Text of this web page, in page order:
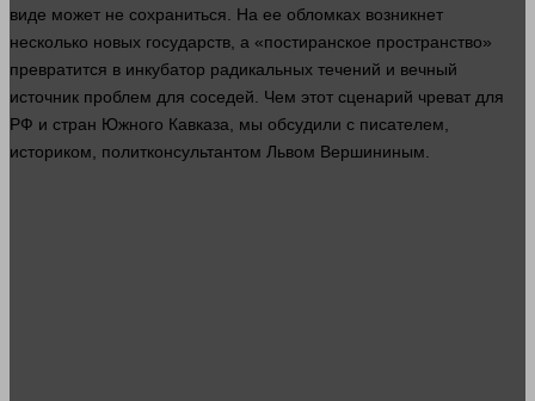
виде может не сохраниться. На ее обломках возникнет
несколько новых государств, а «постиранское пространство»
превратится в инкубатор радикальных течений и вечный
источник проблем для соседей. Чем этот сценарий чреват для
РФ и стран Южного Кавказа, мы обсудили с писателем,
историком, политконсультантом Львом Вершининым.